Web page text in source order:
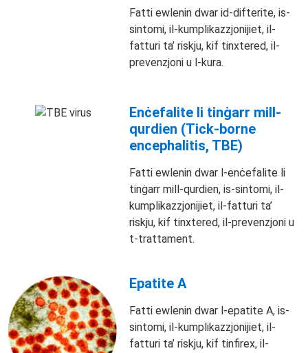
Fatti ewlenin dwar id-difterite, is-
sintomi, il-kumplikazzjonijiet, il-
fatturi ta’ riskju, kif tinxtered, il-
prevenzjoni u l-kura.
Enċefalite li tinġarr mill-
qurdien (Tick-borne
encephalitis, TBE)
Fatti ewlenin dwar l-enċefalite li
tinġarr mill-qurdien, is-sintomi, il-
kumplikazzjonijiet, il-fatturi ta’
riskju, kif tinxtered, il-prevenzjoni u
t-trattament.
Epatite A
Fatti ewlenin dwar l-epatite A, is-
sintomi, il-kumplikazzjonijiet, il-
fatturi ta’ riskju, kif tinfirex, il-